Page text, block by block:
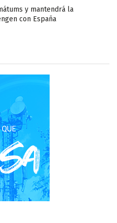
y mantendrá la
con España